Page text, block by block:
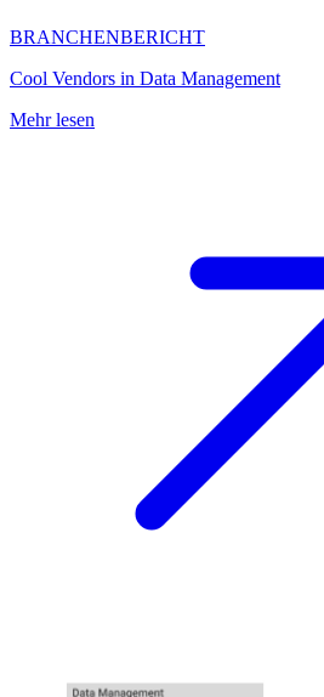
BRANCHENBERICHT
Cool Vendors in Data Management
Mehr lesen